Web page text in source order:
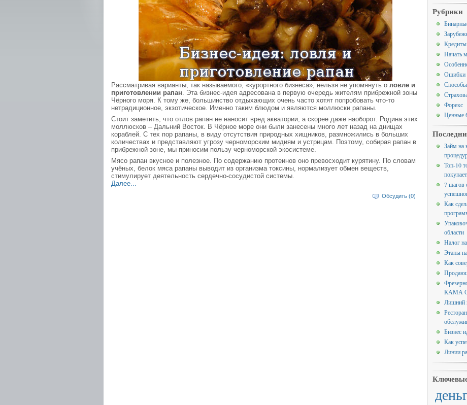
Рассматривая варианты, так называемого, «курортного бизнеса», нельзя не упомянуть о ловле и
приготовлении рапан. Эта бизнес-идея адресована в первую очередь жителям прибрежной зоны
Чёрного моря. К тому же, большинство отдыхающих очень часто хотят попробовать что-то
нетрадиционное, экзотическое. Именно таким блюдом и являются моллюски рапаны.
Стоит заметить, что отлов рапан не наносит вред акватории, а скорее даже наоборот. Родина этих
моллюсков – Дальний Восток. В Чёрное море они были занесены много лет назад на днищах
кораблей. С тех пор рапаны, в виду отсутствия природных хищников, размножились в больших
количествах и представляют угрозу черноморским мидиям и устрицам. Поэтому, собирая рапан в
прибрежной зоне, мы приносим пользу черноморской экосистеме.
Мясо рапан вкусное и полезное. По содержанию протеинов оно превосходит курятину. По словам
учёных, белок мяса рапаны выводит из организма токсины, нормализует обмен веществ,
стимулирует деятельность сердечно-сосудистой системы.
Далее...
Обсудить (0)
Рубрики
Кредиты
Начать
Ошибки
Способы
Форекс
Ценные
Займ на
Топ-10
7 шагов
Как
области
Налог
Этапы
Как
КАМА
Лишний
Бизнес
Как
Линии